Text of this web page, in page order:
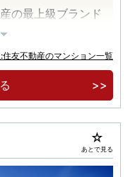
の最上級ブランド
住友不動産のマンション一覧
あとで見る